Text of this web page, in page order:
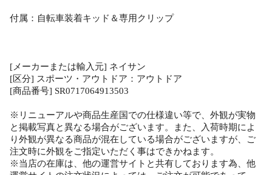
付属：自転車装着キッド＆専用クリップ
[メーカーまたは輸入元] ネイサン
[区分] スポーツ・アウトドア：アウトドア
[商品番号] SR0717064913503
※リニューアルや商品生産国での仕様違い等で、外観が実物
と掲載写真と異なる場合がございます。また、入荷時期によ
り外観が異なる商品が混在している場合がございますが、ご
注文時に外観をご指定いただく事はできかねます。
※当店の在庫は、他の運営サイトと共有しております為、他